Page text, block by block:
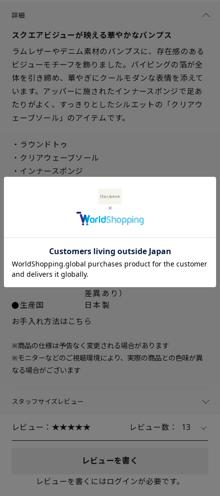
サイズを選択してください
21.5cm △ 残りわずか
22cm 入荷お知らせ
× 在庫なし
× 在庫なし
24cm × 在庫なし
× 在庫なし
25cm ○ 在庫あり
詳細
スクエアビジューが映える華やかなパンプス
ラムレザーやデニム素材のパンプスに、存在感のある
ビジューモチーフを飾りました。パイピングの箔が全
体を引き締め、華やぎにクールモダンな表情を添えて
います。アッパーに施されたインナースポンジで足あ
たりがよく、すっきりとしたシルエットの「クリアウ
ェーブソール」のアイテムです。
・ラウンドトゥ
・クリアウェーブソール
・インナースポンジ
ブラック：ラム革スムース
合成皮革
ソール素材
ポリウレタン
ヒールの高さ
約5.5cm
重さ（片足）
約275ｇ（サイズにより多少の
差異あり）
生産国
日本製
お手入れ方法はこちら
※商品の仕様は予告なく変更される場合があります
※モニターなどのご視聴環境により、実際の商品との色味が異
なる場合がございます
スタッフサイズレビュー
レビュー： レビュー数： 13
レビューを書く
レビューを書くにはログインが必要です。